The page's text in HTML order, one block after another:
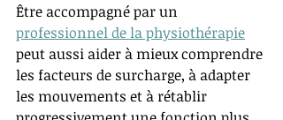
Être accompagné par un
professionnel de la physiothérapie
peut aussi aider à mieux comprendre
les facteurs de surcharge, à adapter
les mouvements et à rétablir